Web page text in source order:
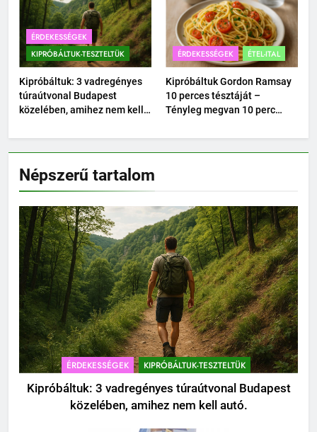
ÉRDEKESSÉGEK
KIPRÓBÁLTUK-TESZTELTÜK
Kipróbáltuk: 3 vadregényes
túraútvonal Budapest
közelében, amihez nem kell
ÉRDEKESSÉGEK ÉTEL-ITAL
Kipróbáltuk Gordon Ramsay
10 perces tésztáját –
Tényleg megvan 10 perc
Népszerű tartalom
ÉRDEKESSÉGEK KIPRÓBÁLTUK-TESZTELTÜK
Kipróbáltuk: 3 vadregényes túraútvonal Budapest
közelében, amihez nem kell autó.